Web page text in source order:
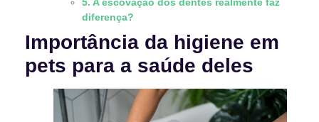
5. A escovação dos dentes realmente faz
diferença?
Importância da higiene em
pets para a saúde deles